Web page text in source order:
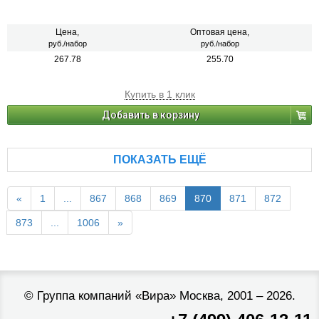
Цена,
руб./набор
Оптовая цена,
руб./набор
267.78 255.70
Купить в 1 клик
Добавить в корзину
ПОКАЗАТЬ ЕЩЁ
« 1 ... 867 868 869 870 871 872
873 ... 1006 »
© Группа компаний «Вира»Москва, 2001 – 2026.